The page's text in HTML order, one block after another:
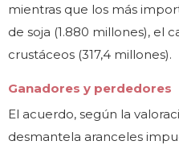
mientras que los más
de soja (1.880 millones), el
crustáceos (317,4 millones).
Ganadores y perdedores
El acuerdo, según la
desmantela aranceles